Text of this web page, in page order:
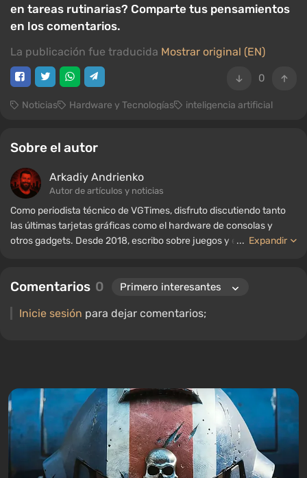
en tareas rutinarias? Comparte tus pensamientos
en los comentarios.
La publicación fue traducida Mostrar original (EN)
0
Noticias Hardware y Tecnologías inteligencia artificial
Sobre el autor
Arkadiy Andrienko
Autor de artículos y noticias
Como periodista técnico de VGTimes, disfruto discutiendo tanto
las últimas tarjetas gráficas como el hardware de consolas y
otros gadgets. Desde 2018, escribo sobre juegos y equipos; mi
audio, y mi amor por la electrónica me ha llevado a estudiar el
nuevo e interesante en el ámbito del hardware para juegos.
... Expandir
Comentarios 0
Inicie sesión para dejar comentarios;